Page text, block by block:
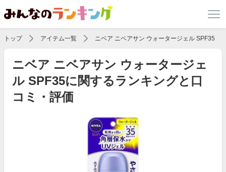
トップ アイテム一覧 ニベア ニベアサン ウォータージェル SPF35
ニベア ニベアサン ウォータージェ
ル SPF35に関するランキングと口
コミ・評価